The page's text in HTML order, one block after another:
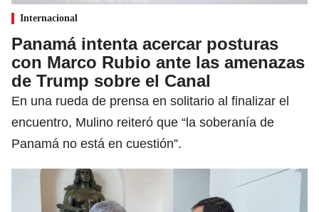
Internacional
Panamá intenta acercar posturas
con Marco Rubio ante las amenazas
de Trump sobre el Canal
En una rueda de prensa en solitario al finalizar el
encuentro, Mulino reiteró que “la soberanía de
Panamá no está en cuestión”.